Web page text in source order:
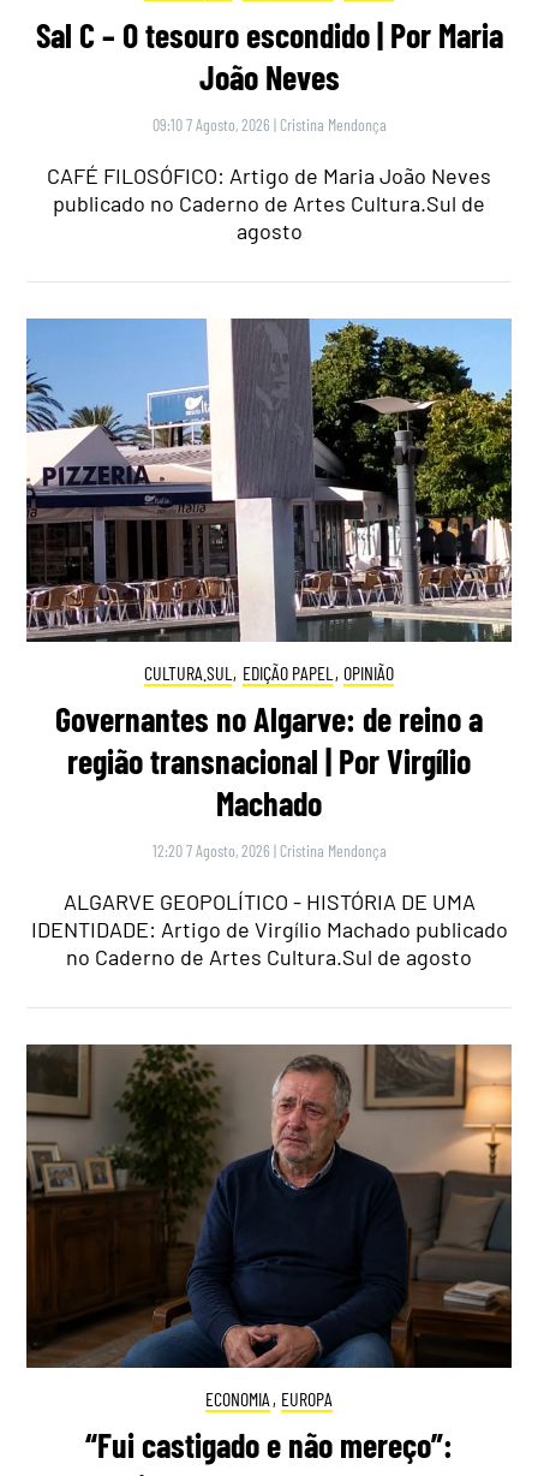
Sal C – O tesouro escondido | Por Maria
João Neves
09:10 7 Agosto, 2026 | Cristina Mendonça
CAFÉ FILOSÓFICO: Artigo de Maria João Neves
publicado no Caderno de Artes Cultura.Sul de
agosto
CULTURA.SUL , EDIÇÃO PAPEL , OPINIÃO
Governantes no Algarve: de reino a
região transnacional | Por Virgílio
Machado
12:20 7 Agosto, 2026 | Cristina Mendonça
ALGARVE GEOPOLÍTICO - HISTÓRIA DE UMA
IDENTIDADE: Artigo de Virgílio Machado publicado
no Caderno de Artes Cultura.Sul de agosto
ECONOMIA , EUROPA
“Fui castigado e não mereço”: